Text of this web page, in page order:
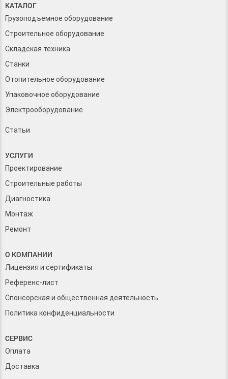
КАТАЛОГ
Грузоподъемное оборудование
Строительное оборудование
Складская техника
Станки
Отопительное оборудование
Упаковочное оборудование
Электрооборудование
Статьи
УСЛУГИ
Проектирование
Строительные работы
Диагностика
Монтаж
Ремонт
О КОМПАНИИ
Лицензия и сертификаты
Референс-лист
Спонсорская и общественная деятельность
Политика конфиденциальности
СЕРВИС
Оплата
Доставка